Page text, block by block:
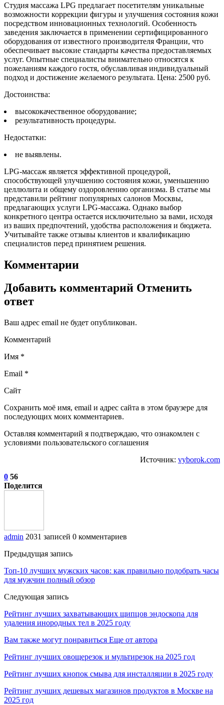
Студия массажа LPG предлагает посетителям уникальные
возможности коррекции фигуры и улучшения состояния кожи
посредством инновационных технологий. Особенность
заведения заключается в применении сертифицированного
оборудования от известного производителя Франции, что
обеспечивает высокие стандарты качества предоставляемых
услуг. Опытные специалисты внимательно относятся к
пожеланиям каждого гостя, обуславливая индивидуальный
подход и достижение желаемого результата. Цена: 2500 руб.
Достоинства:
высококачественное оборудование;
результативность процедуры.
Недостатки:
не выявлены.
LPG-массаж является эффективной процедурой,
способствующей улучшению состояния кожи, уменьшению
целлюлита и общему оздоровлению организма. В статье мы
представили рейтинг популярных салонов Москвы,
предлагающих услуги LPG-массажа. Однако выбор
конкретного центра остается исключительно за вами, исходя
из ваших предпочтений, удобства расположения и бюджета.
Учитывайте также отзывы клиентов и квалификацию
специалистов перед принятием решения.
Комментарии
Добавить комментарий Отменить
ответ
Ваш адрес email не будет опубликован.
Комментарий
Имя *
Email *
Сайт
Сохранить моё имя, email и адрес сайта в этом браузере для
последующих моих комментариев.
Оставляя комментарий я подтверждаю, что ознакомлен с
условиями пользовательского соглашения
Источник: vyborok.com
0 56
Поделится
admin 2031 записей 0 комментариев
Предыдущая запись
Топ-10 лучших мужских часов: как правильно подобрать часы
для мужчин полный обзор
Следующая запись
Рейтинг лучших захватывающих щипцов эндоскопа для
удаления инородных тел в 2025 году
Вам также могут понравиться Еще от автора
Рейтинг лучших овощерезок и мультирезок на 2025 год
Рейтинг лучших кнопок смыва для инсталляции в 2025 году
Рейтинг лучших дешевых магазинов продуктов в Москве на
2025 год